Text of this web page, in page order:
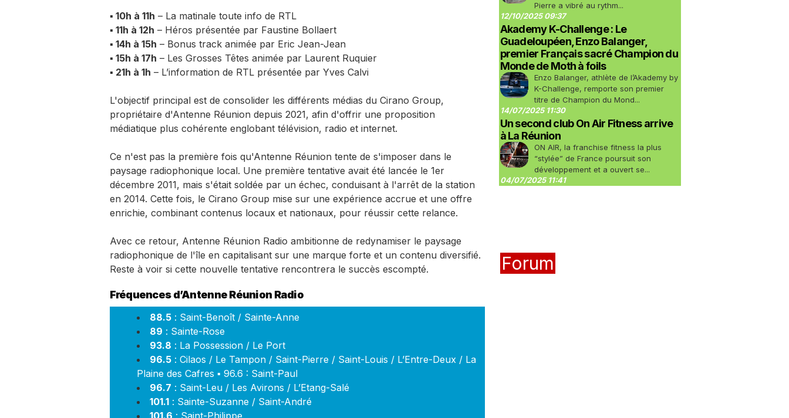
▪ 10h à 11h – La matinale toute info de RTL
▪ 11h à 12h – Héros présentée par Faustine Bollaert
▪ 14h à 15h – Bonus track animée par Eric Jean-Jean
▪ 15h à 17h – Les Grosses Têtes animée par Laurent Ruquier
▪ 21h à 1h – L’information de RTL présentée par Yves Calvi
L'objectif principal est de consolider les différents médias du Cirano Group,
propriétaire d'Antenne Réunion depuis 2021, afin d'offrir une proposition
médiatique plus cohérente englobant télévision, radio et internet.
Ce n'est pas la première fois qu'Antenne Réunion tente de s'imposer dans le
paysage radiophonique local. Une première tentative avait été lancée le 1er
décembre 2011, mais s'était soldée par un échec, conduisant à l'arrêt de la station
en 2014. Cette fois, le Cirano Group mise sur une expérience accrue et une offre
enrichie, combinant contenus locaux et nationaux, pour réussir cette relance.
Avec ce retour, Antenne Réunion Radio ambitionne de redynamiser le paysage
radiophonique de l'île en capitalisant sur une marque forte et un contenu diversifié.
Reste à voir si cette nouvelle tentative rencontrera le succès escompté.
Fréquences d’Antenne Réunion Radio
88.5: Saint-Benoît / Sainte-Anne
89 : Sainte-Rose
93.8 : La Possession / Le Port
96.5: Cilaos / Le Tampon / Saint-Pierre / Saint-Louis / L’Entre-Deux / La
Plaine des Cafres ▪ 96.6 : Saint-Paul
96.7 : Saint-Leu / Les Avirons / L’Etang-Salé
101.1: Sainte-Suzanne / Saint-André
Pierre a vibré au rythm...
12/10/2025 09:37
Akademy K-Challenge : Le
Guadeloupéen, Enzo Balanger,
premier Français sacré Champion du
Monde de Moth à foils
Enzo Balanger, athlète de l’Akademy by
K-Challenge, remporte son premier
titre de Champion du Mond...
14/07/2025 11:30
Un second club On Air Fitness arrive
à La Réunion
ON AIR, la franchise fitness la plus
“stylée” de France poursuit son
développement et a ouvert se...
04/07/2025 11:41
Forum